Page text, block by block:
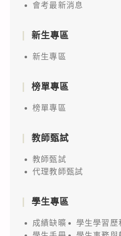
會考最新消息
新生專區
新生專區
榜單專區
榜單專區
教師甄試
教師甄試
代理教師甄試
學生專區
成績缺曠
學生學習歷